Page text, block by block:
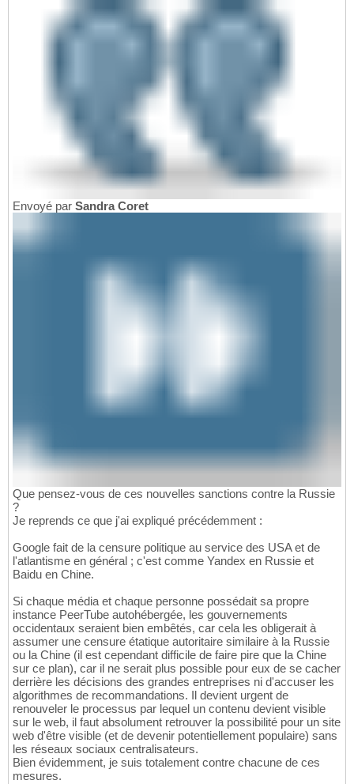
Envoyé par Sandra Coret
Que pensez-vous de ces nouvelles sanctions contre la Russie
?
Je reprends ce que j'ai expliqué précédemment :
Google fait de la censure politique au service des USA et de
l'atlantisme en général ; c'est comme Yandex en Russie et
Baidu en Chine.
Si chaque média et chaque personne possédait sa propre
instance PeerTube autohébergée, les gouvernements
occidentaux seraient bien embêtés, car cela les obligerait à
assumer une censure étatique autoritaire similaire à la Russie
ou la Chine (il est cependant difficile de faire pire que la Chine
sur ce plan), car il ne serait plus possible pour eux de se cacher
derrière les décisions des grandes entreprises ni d'accuser les
algorithmes de recommandations. Il devient urgent de
renouveler le processus par lequel un contenu devient visible
sur le web, il faut absolument retrouver la possibilité pour un site
web d'être visible (et de devenir potentiellement populaire) sans
les réseaux sociaux centralisateurs.
Bien évidemment, je suis totalement contre chacune de ces
mesures.